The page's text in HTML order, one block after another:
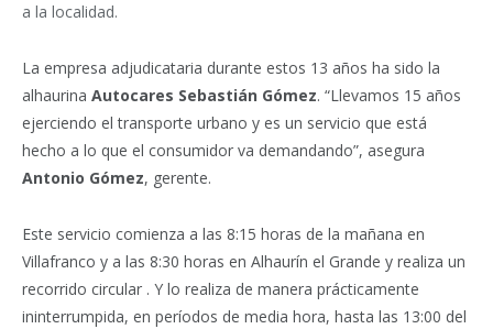
a la localidad.
La empresa adjudicataria durante estos 13 años ha sido la
alhaurina Autocares Sebastián Gómez. “Llevamos 15 años
ejerciendo el transporte urbano y es un servicio que está
hecho a lo que el consumidor va demandando”, asegura
Antonio Gómez, gerente.
Este servicio comienza a las 8:15 horas de la mañana en
Villafranco y a las 8:30 horas en Alhaurín el Grande y realiza un
recorrido circular . Y lo realiza de manera prácticamente
ininterrumpida, en períodos de media hora, hasta las 13:00 del